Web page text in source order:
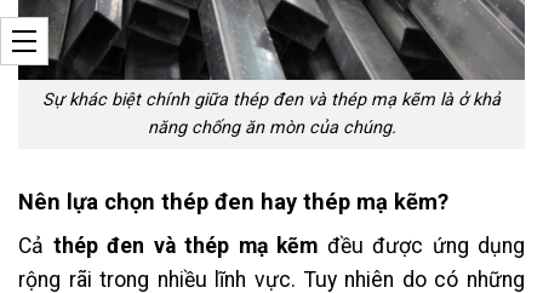
Sự khác biệt chính giữa thép đen và thép mạ kẽm là ở khả
năng chống ăn mòn của chúng.
Nên lựa chọn thép đen hay thép mạ kẽm?
Cả thép đen và thép mạ kẽm đều được ứng dụng
rộng rãi trong nhiều lĩnh vực. Tuy nhiên do có những